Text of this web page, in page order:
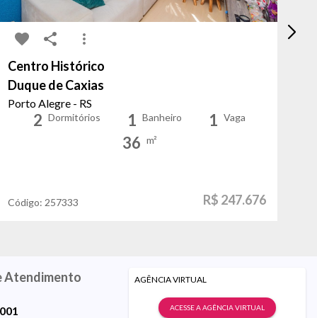
Centro Histórico
Duque de Caxias
Porto Alegre - RS
2 Dormitórios 1 Banheiro 1 Vaga
36 m²
Código: 257333 R$ 247.676
Atendimento AGÊNCIA VIRTUAL
ACESSE A AGÊNCIA VIRTUAL